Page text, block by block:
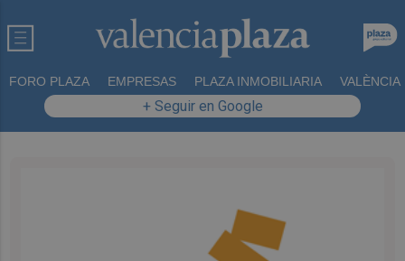
FORO PLAZA EMPRESAS PLAZA INMOBILIARIA VALÈNCIA
+ Seguir en Google